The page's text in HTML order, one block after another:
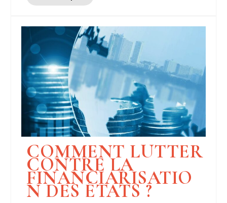
COMMENT LUTTER
CONTRE LA
FINANCIARISATIO
N DES ÉTATS ?